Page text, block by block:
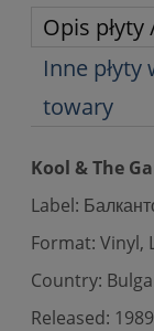
Opis
Inne
towary
Kool & The
Label:
Format: Vinyl,
Country:
Released: 1989